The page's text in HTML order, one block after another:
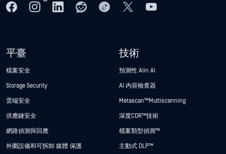
平臺
檔案安全
Storage Security
雲端安全
供應鏈安全
網路偵測與回應
外圍設備和可拆卸 媒體 保護
技術
預測性 Alin AI
AI 內容檢查器
Metascan™ Multiscanning
深度CDR™技術
檔案類型偵測™
主動式 DLP™